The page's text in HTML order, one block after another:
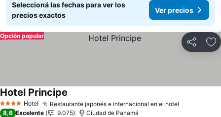
Seleccioná las fechas para ver los
precios exactos
Ver precios
Compartir
Opción popular
4 EstrellasHotel Restaurante japonés e internacional en el hotel
Hotel Principe
8,6 Excelente 9.075 Ciudad de Panamá